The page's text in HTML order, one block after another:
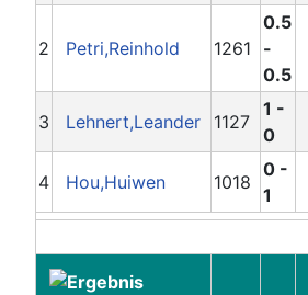
2 Petri,Reinhold 1261
0.5
-
0.5
3 Lehnert,Leander 1127
1 -
0
4 Hou,Huiwen 1018
0 -
1